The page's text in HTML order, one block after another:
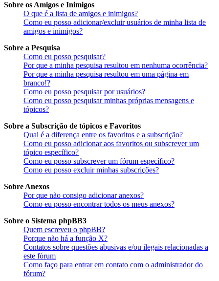
Sobre os Amigos e Inimigos
O que é a lista de amigos e inimigos?
Como eu posso adicionar/excluir usuários de minha lista de
amigos e inimigos?
Sobre a Pesquisa
Como eu posso pesquisar?
Por que a minha pesquisa resultou em nenhuma ocorrência?
Por que a minha pesquisa resultou em uma página em
branco!?
Como eu posso pesquisar por usuários?
Como eu posso pesquisar minhas próprias mensagens e
tópicos?
Sobre a Subscrição de tópicos e Favoritos
Qual é a diferença entre os favoritos e a subscrição?
Como eu posso adicionar aos favoritos ou subscrever um
tópico específico?
Como eu posso subscrever um fórum específico?
Como eu posso excluir minhas subscrições?
Sobre Anexos
Por que não consigo adicionar anexos?
Como eu posso encontrar todos os meus anexos?
Sobre o Sistema phpBB3
Quem escreveu o phpBB?
Porque não há a função X?
Contatos sobre questões abusivas e/ou ilegais relacionadas a
este fórum
Como faço para entrar em contato com o administrador do
fórum?